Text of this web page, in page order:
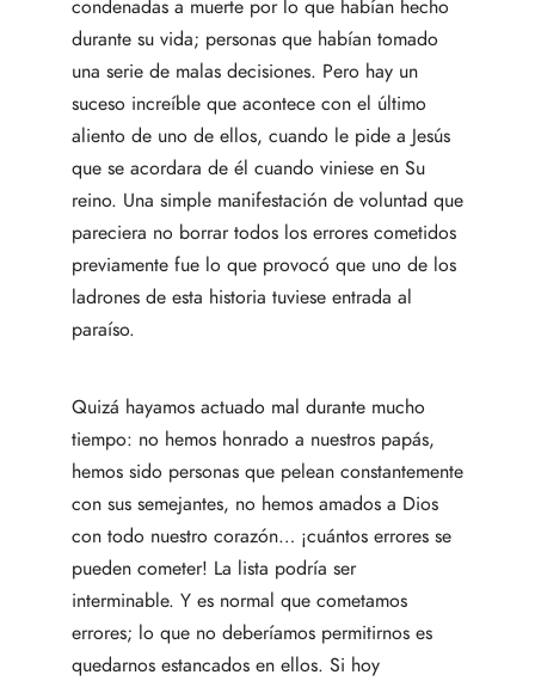
condenadas a muerte por lo que habían hecho
durante su vida; personas que habían tomado
una serie de malas decisiones. Pero hay un
suceso increíble que acontece con el último
aliento de uno de ellos, cuando le pide a Jesús
que se acordara de él cuando viniese en Su
reino. Una simple manifestación de voluntad que
pareciera no borrar todos los errores cometidos
previamente fue lo que provocó que uno de los
ladrones de esta historia tuviese entrada al
paraíso.
Quizá hayamos actuado mal durante mucho
tiempo: no hemos honrado a nuestros papás,
hemos sido personas que pelean constantemente
con sus semejantes, no hemos amados a Dios
con todo nuestro corazón… ¡cuántos errores se
pueden cometer! La lista podría ser
interminable. Y es normal que cometamos
errores; lo que no deberíamos permitirnos es
quedarnos estancados en ellos. Si hoy